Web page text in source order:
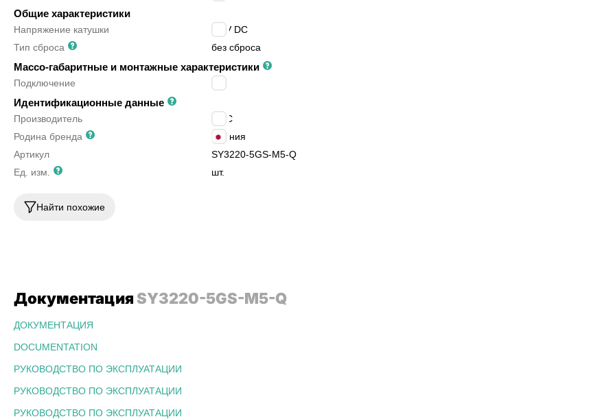
Общие характеристики
Напряжение катушки
24 V DC
Тип сброса
без сброса
Массо-габаритные и монтажные характеристики
Подключение
Идентификационные данные
Производитель
SMC
Родина бренда
Япония
Артикул
SY3220-5GS-M5-Q
Ед. изм.
шт.
Найти похожие
Документация SY3220-5GS-M5-Q
ДОКУМЕНТАЦИЯ
DOCUMENTATION
РУКОВОДСТВО ПО ЭКСПЛУАТАЦИИ
РУКОВОДСТВО ПО ЭКСПЛУАТАЦИИ
РУКОВОДСТВО ПО ЭКСПЛУАТАЦИИ